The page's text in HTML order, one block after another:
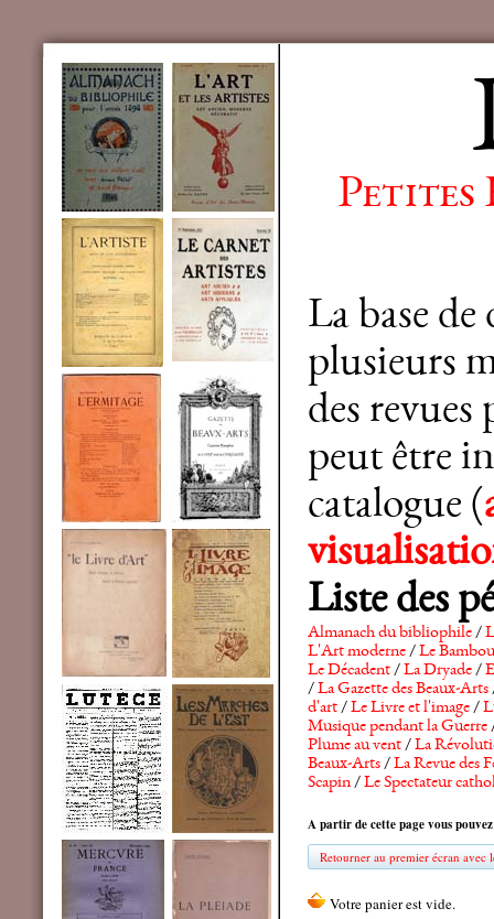
Petites
La base
plusieurs
des revues
peut être
catalogue (
Liste des
Almanach du bibliophile/
L'Art moderne/Le Bambou
Le Décadent/La Dryade/
/La Gazette des Beaux-Arts
d'art/Le Livre et l'image/
Musique pendant la Guerre
Plume au vent/La
Beaux-Arts/La Revue des
Scapin/Le Spectateur
A partir de cette page vous
Retourner au premier écran avec